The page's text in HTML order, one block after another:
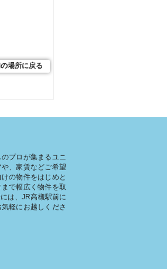
場所に戻る
プロが集まるユニ
、家賃などご希望
の物件をはじめと
で幅広く物件を取
は、JR高槻駅前に
軽にお越しくださ